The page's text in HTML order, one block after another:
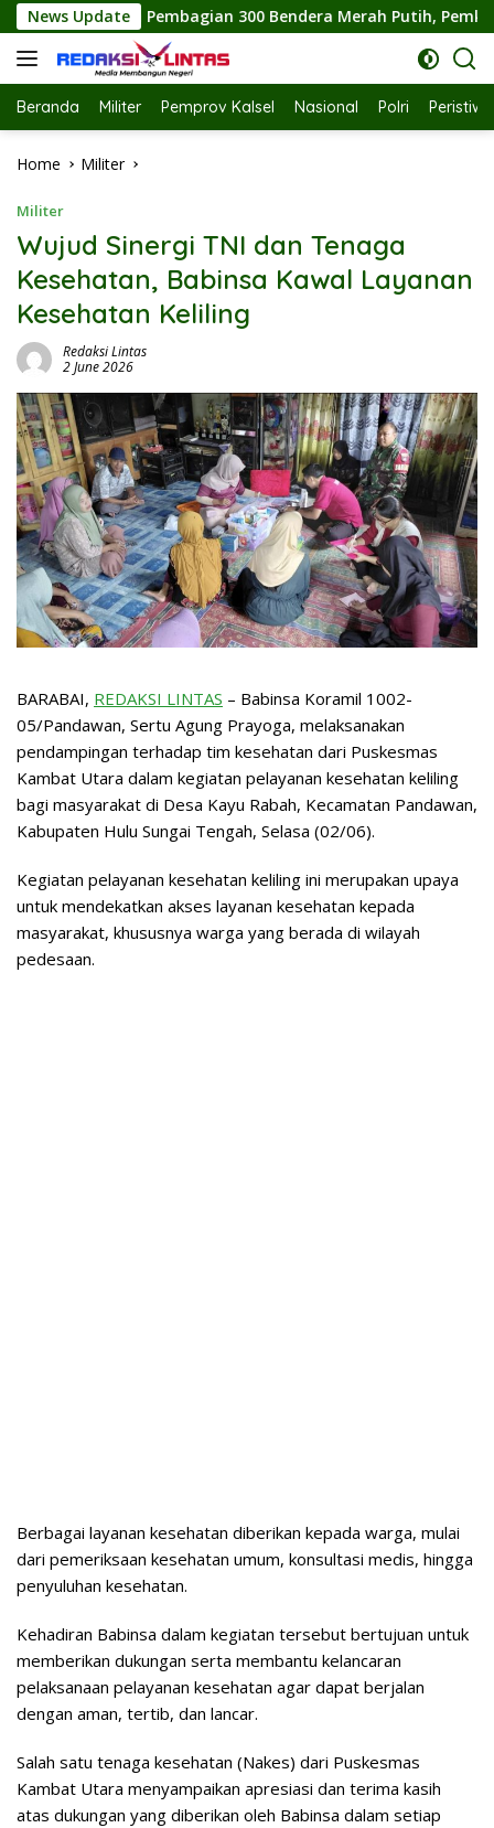
Skip
to
content
News Update
300 Bendera Merah Putih, Pemkab Labuhanbatu
Beranda Militer Pemprov Kalsel Nasional Polri
Home Militer
Militer
Wujud Sinergi TNI dan Tenaga
Kesehatan, Babinsa Kawal Layanan
Kesehatan Keliling
Redaksi Lintas
2 June 2026
BARABAI, REDAKSI LINTAS – Babinsa Koramil 1002-
05/Pandawan, Sertu Agung Prayoga, melaksanakan
pendampingan terhadap tim kesehatan dari Puskesmas
Kambat Utara dalam kegiatan pelayanan kesehatan keliling
bagi masyarakat di Desa Kayu Rabah, Kecamatan Pandawan,
Kabupaten Hulu Sungai Tengah, Selasa (02/06).
Kegiatan pelayanan kesehatan keliling ini merupakan upaya
untuk mendekatkan akses layanan kesehatan kepada
masyarakat, khususnya warga yang berada di wilayah
pedesaan.
Berbagai layanan kesehatan diberikan kepada warga, mulai
dari pemeriksaan kesehatan umum, konsultasi medis, hingga
penyuluhan kesehatan.
Kehadiran Babinsa dalam kegiatan tersebut bertujuan untuk
memberikan dukungan serta membantu kelancaran
pelaksanaan pelayanan kesehatan agar dapat berjalan
dengan aman, tertib, dan lancar.
Salah satu tenaga kesehatan (Nakes) dari Puskesmas
Kambat Utara menyampaikan apresiasi dan terima kasih
atas dukungan yang diberikan oleh Babinsa dalam setiap